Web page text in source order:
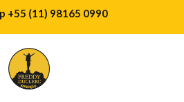
+55 (11) 98165 0990